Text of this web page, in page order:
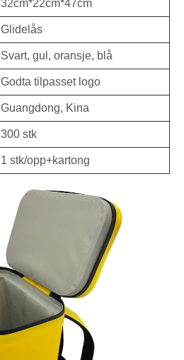
32cm*22cm*47cm
Glidelås
Svart, gul, oransje, blå
Godta tilpasset logo
Guangdong, Kina
300 stk
1 stk/opp+kartong